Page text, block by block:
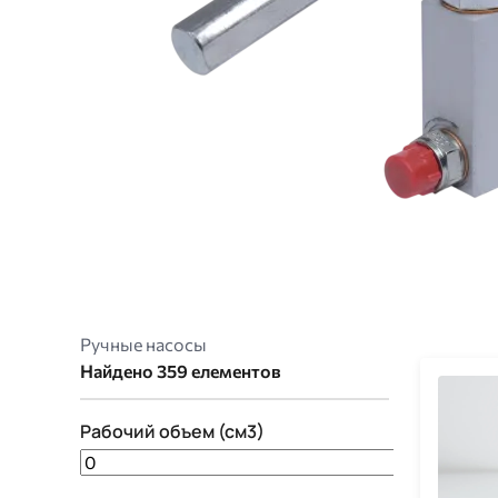
Ручные насосы
Найдено 359 елементов
Рабочий объем (см3)
0133